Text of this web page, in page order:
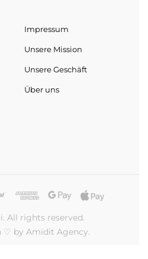
Impressum
Unsere Mission
Unsere Geschäft
Über uns
All rights reserved.
♡ by Amidit Agency.